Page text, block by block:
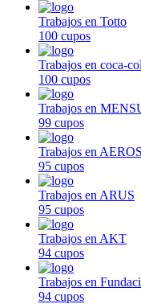
Trabajos en Totto
100 cupos
Trabajos en coca-
100 cupos
Trabajos en
99 cupos
Trabajos en
95 cupos
Trabajos en ARUS
95 cupos
Trabajos en AKT
94 cupos
Trabajos en
94 cupos